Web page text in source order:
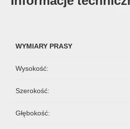
WYMIARY PRASY
Wysokość:
Szerokość:
Głębokość: